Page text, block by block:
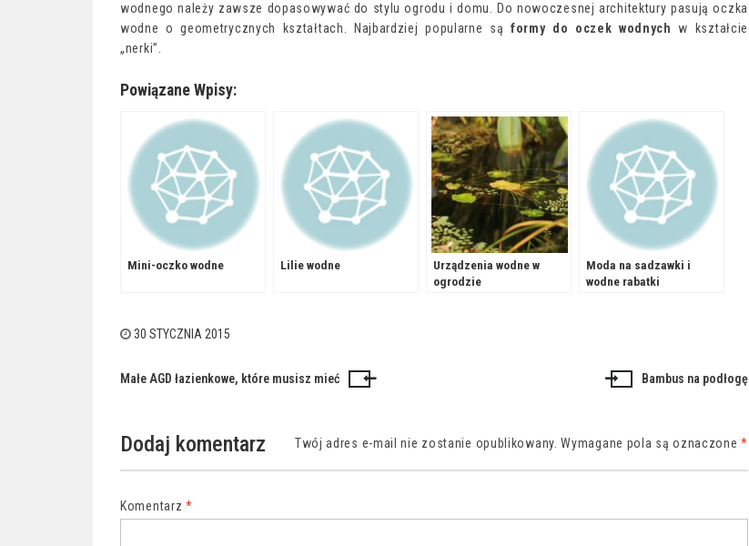
wodnego należy zawsze dopasowywać do stylu ogrodu i domu. Do nowoczesnej architektury pasują oczka
wodne o geometrycznych kształtach. Najbardziej popularne są formy do oczek wodnych
w kształcie
„nerki”.
Powiązane Wpisy:
Mini-oczko wodne Lilie wodne
Urządzenia wodne w
ogrodzie
Moda na sadzawki i
wodne rabatki
30 STYCZNIA 2015
Nawigacja
Małe AGD łazienkowe, które musisz mieć Bambus na podłogę
Dodaj komentarz Twój adres e-mail nie zostanie opublikowany. Wymagane pola są oznaczone*
Komentarz *